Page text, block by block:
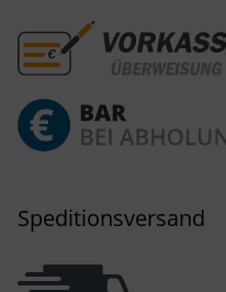
Speditionsversand